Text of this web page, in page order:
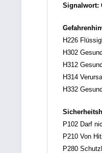
Signalwort:
H226
H302
H312
H314
H332
P102 Darf
P210 Von
P280